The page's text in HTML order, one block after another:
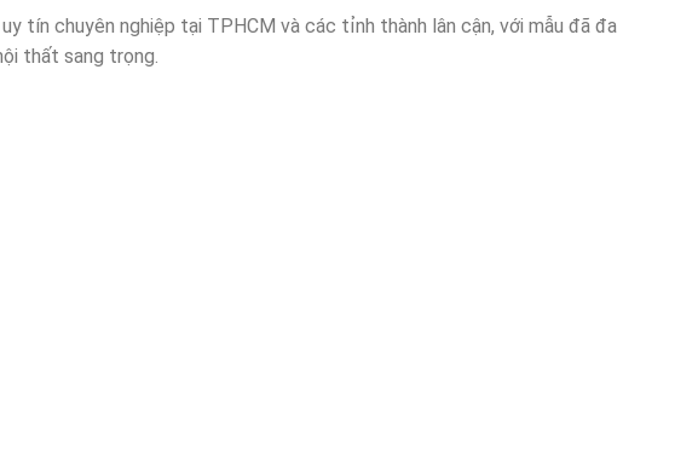
tín chuyên nghiệp tại TPHCM và các tỉnh thành lân cận, với mẫu đã đa
thất sang trọng.